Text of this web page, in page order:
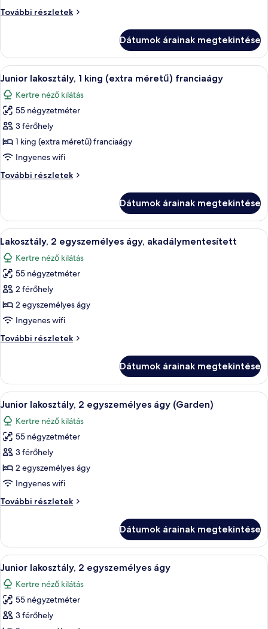
king
franciaágy
(Beach)
További részletek
Villa,
méretű)
franciaágy
(Beach)
részletei
Dátumok árainak megtekintése
A
következő
szoba
összes
képének
megtekintése:
Junior
1
méretű)
franciaágy
Egy modern fürőszoba, melyben
21
Junior lakosztály, 1 king (extra méretű) franciaágy
Kertre néző kilátás
55 négyzetméter
3 férőhely
1 king (extra méretű) franciaágy
Ingyenes wifi
További részletek
Junior
(extra
méretű)
franciaágy
részletei
Dátumok árainak megtekintése
A
következő
szoba
összes
képének
megtekintése:
Lakosztály,
egyszemélyes
Hipoallergén ágynemű,
7
Lakosztály, 2 egyszemélyes ágy, akadálymentesített
Kertre néző kilátás
55 négyzetméter
2 férőhely
2 egyszemélyes ágy
Ingyenes wifi
További részletek
Lakosztály,
akadálymentesített
további
részletei
Dátumok árainak megtekintése
A
következő
szoba
összes
képének
megtekintése:
Junior
2
(Garden)
Egy szállodai szoba két ággyal, egy
15
Junior lakosztály, 2 egyszemélyes ágy (Garden)
Kertre néző kilátás
55 négyzetméter
3 férőhely
2 egyszemélyes ágy
Ingyenes wifi
További részletek
Junior
ágy
(Garden)
további
Dátumok árainak megtekintése
A
következő
szoba
összes
képének
Egy szállodai szoba két ággyal, egy
16
Junior lakosztály, 2 egyszemélyes ágy
Kertre néző kilátás
55 négyzetméter
3 férőhely